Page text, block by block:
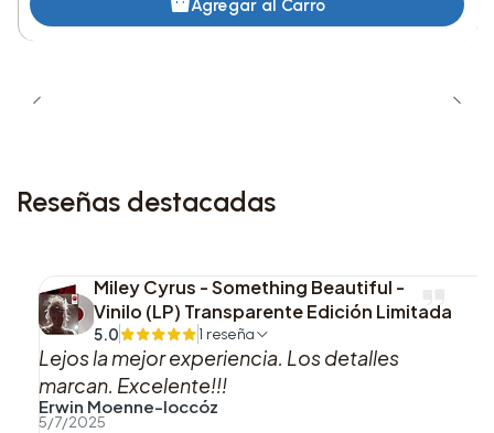
confirmado que recorre de principio a fin la
Agregar al Carro
Reseñas destacadas
Miley Cyrus - Something Beautiful -
Vinilo (LP) Transparente Edición Limitada
5.0 1 reseña
Lejos la mejor experiencia. Los detalles
marcan. Excelente!!!
Erwin Moenne-loccóz
5/7/2025